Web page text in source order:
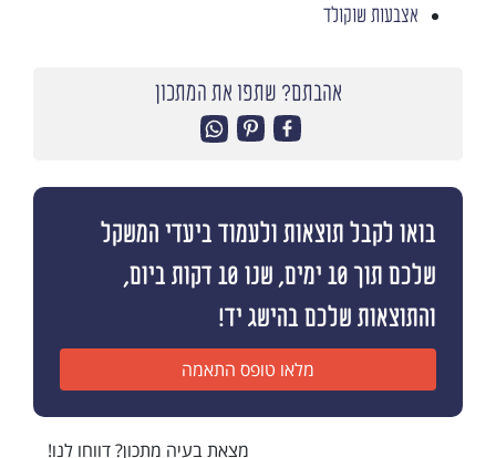
אצבעות שוקולד
אהבתם? שתפו את המתכון
בואו לקבל תוצאות ולעמוד ביעדי המשקל
שלכם תוך 10 ימים, שנו 10 דקות ביום,
והתוצאות שלכם בהישג יד!
מלאו טופס התאמה
מצאת בעיה מתכון? דווחו לנו!